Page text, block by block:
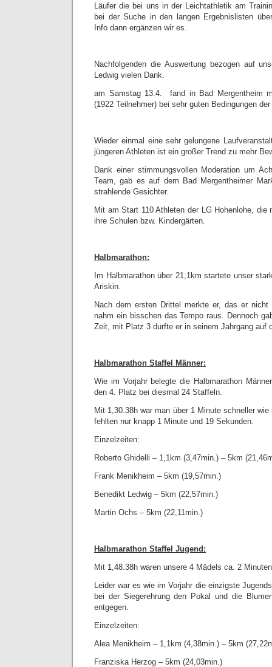
Läufer die bei uns in der Leichtathletik am
bei der Suche in den langen Ergebnislisten
Info dann ergänzen wir es.
Nachfolgenden die Auswertung bezogen auf
Ledwig vielen Dank.
am Samstag 13.4. fand in Bad Mergentheim
(1922 Teilnehmer) bei sehr guten Bedingungen
Wieder einmal eine sehr gelungene
jüngeren Athleten ist ein großer Trend zu mehr
Dank einer stimmungsvollen Moderation um
Team, gab es auf dem Bad Mergentheimer
strahlende Gesichter.
Mit am Start 110 Athleten der LG Hohenlohe, die
ihre Schulen bzw. Kindergärten.
Halbmarathon:
Im Halbmarathon über 21,1km startete unser
Ariskin.
Nach dem ersten Drittel merkte er, das er
nahm ein bisschen das Tempo raus. Dennoch
Zeit, mit Platz 3 durfte er in seinem Jahrgang auf
Halbmarathon Staffel Männer:
Wie im Vorjahr belegte die Halbmarathon
den 4. Platz bei diesmal 24 Staffeln.
Mit 1,30.38h war man über 1 Minute schneller
fehlten nur knapp 1 Minute und 19 Sekunden.
Einzelzeiten:
Roberto Ghidelli – 1,1km (3,47min.) – 5km
Frank Menikheim – 5km (19,57min.)
Benedikt Ledwig – 5km (22,57min.)
Martin Ochs – 5km (22,11min.)
Halbmarathon Staffel Jugend:
Mit 1,48.38h waren unsere 4 Mädels ca. 2
Leider war es wie im Vorjahr die einzigste
bei der Siegerehrung den Pokal und die
entgegen.
Einzelzeiten:
Alea Menikheim – 1,1km (4,38min.) – 5km
Franziska Herzog – 5km (24,03min.)